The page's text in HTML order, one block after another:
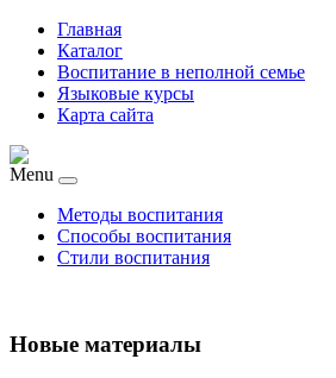
Главная
Каталог
Воспитание в неполной семье
Языковые курсы
Карта сайта
Menu
Методы воспитания
Способы воспитания
Стили воспитания
Новые материалы